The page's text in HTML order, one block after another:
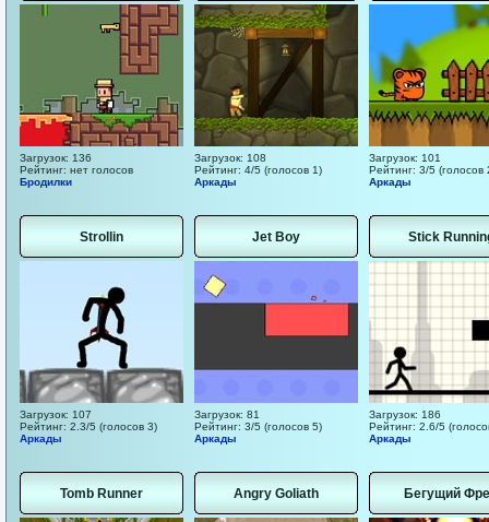
Загрузок: 136
Рейтинг: нет голосов
Бродилки
Загрузок: 108
Рейтинг: 4/5 (голосов 1)
Аркады
Загрузок: 101
Рейтинг: 3/5 (голосов
Аркады
Strollin
Загрузок: 107
Рейтинг: 2.3/5 (голосов 3)
Аркады
Jet Boy
Загрузок: 81
Рейтинг: 3/5 (голосов 5)
Аркады
Stick
Загрузок: 186
Рейтинг: 2.6/5
Аркады
Tomb Runner Angry Goliath Бегущий